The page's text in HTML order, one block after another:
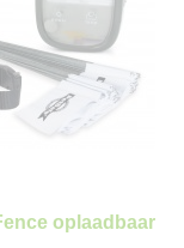
oplaadbaar